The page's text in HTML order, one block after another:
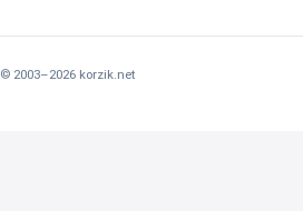
© 2003–2026 korzik.net